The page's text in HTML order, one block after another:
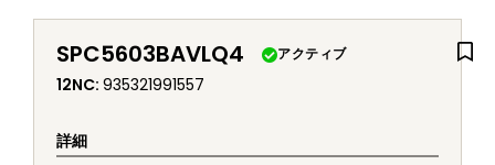
SPC5603BAVLQ4 アクティブ
12NC: 935321991557
詳細